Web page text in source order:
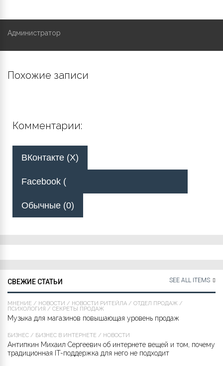
Администратор
Похожие записи
Комментарии:
ВКонтакте (X)
Facebook (
Обычные (0)
СВЕЖИЕ СТАТЬИ SEE ALL ITEMS
МНЕНИЕ / НОВОСТИ / НОВОСТИ РИТЕЙЛА / ОТДЕЛ ПРОДАЖ /
ПСИХОЛОГИЯ / СЕКРЕТЫ ПРОДАЖ
Музыка для магазинов повышающая уровень продаж
БИЗНЕС / БИЗНЕС В ИНТЕРНЕТЕ / НОВОСТИ
Антипкин Михаил Сергеевич об интернете вещей и том, почему
традиционная IT-поддержка для него не подходит